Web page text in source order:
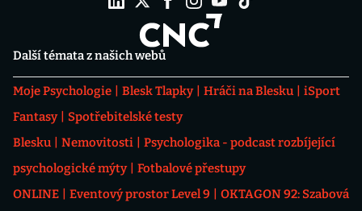
Další témata z našich webů
Moje Psychologie Blesk Tlapky Hráči na Blesku
iSport
Fantasy
Spotřebitelské testy
Blesku
Nemovitosti
Psychologika - podcast rozbíjející
psychologické mýty
Fotbalové přestupy
ONLINE
Eventový prostor Level 9
OKTAGON 92: Szabová